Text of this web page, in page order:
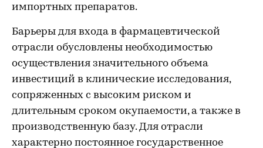
импортных препаратов.
Барьеры для входа в фармацевтической
отрасли обусловлены необходимостью
осуществления значительного объема
инвестиций в клинические исследования,
сопряженных с высоким риском и
длительным сроком окупаемости, а также в
производственную базу. Для отрасли
характерно постоянное государственное